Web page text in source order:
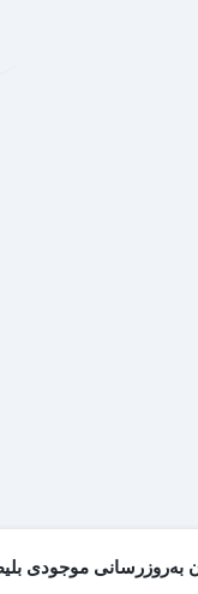
به‌روزرسانی موجودی